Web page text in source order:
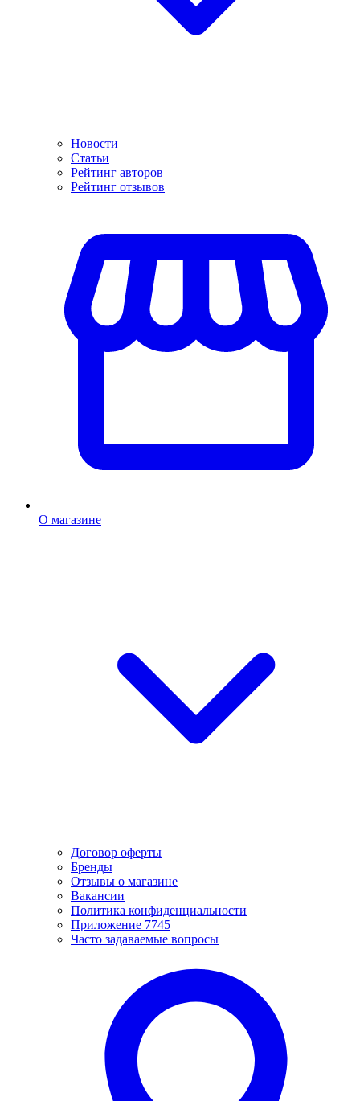
Новости
Статьи
Рейтинг авторов
Рейтинг отзывов
О магазине
Договор оферты
Бренды
Отзывы о магазине
Вакансии
Политика конфиденциальности
Приложение 7745
Часто задаваемые вопросы